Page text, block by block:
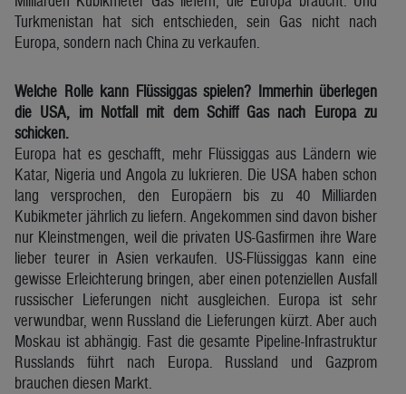
Turkmenistan hat sich entschieden, sein Gas nicht nach
Europa, sondern nach China zu verkaufen.
Welche Rolle kann Flüssiggas spielen? Immerhin überlegen
die USA, im Notfall mit dem Schiff Gas nach Europa zu
schicken.
Europa hat es geschafft, mehr Flüssiggas aus Ländern wie
Katar, Nigeria und Angola zu lukrieren. Die USA haben schon
lang versprochen, den Europäern bis zu 40 Milliarden
Kubikmeter jährlich zu liefern. Angekommen sind davon bisher
nur Kleinstmengen, weil die privaten US-Gasfirmen ihre Ware
lieber teurer in Asien verkaufen. US-Flüssiggas kann eine
gewisse Erleichterung bringen, aber einen potenziellen Ausfall
russischer Lieferungen nicht ausgleichen. Europa ist sehr
verwundbar, wenn Russland die Lieferungen kürzt. Aber auch
Moskau ist abhängig. Fast die gesamte Pipeline-Infrastruktur
Russlands führt nach Europa. Russland und Gazprom
brauchen diesen Markt.